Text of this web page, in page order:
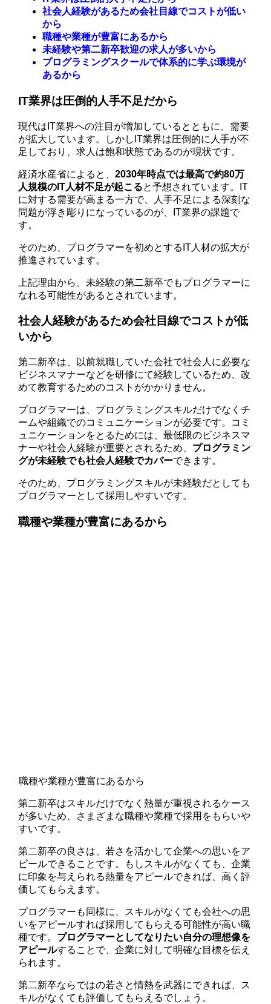
社会人経験があるため会社目線でコストが低い
から
職種や業種が豊富にあるから
未経験や第二新卒歓迎の求人が多いから
プログラミングスクールで体系的に学ぶ環境が
あるから
IT業界は圧倒的人手不足だから
現代はIT業界への注目が増加しているとともに、需要
が拡大しています。しかしIT業界は圧倒的に人手が不
足しており、求人は飽和状態であるのが現状です。
経済水産省によると、2030年時点では最高で約80万
人規模のIT人材不足が起こると予想されています。IT
に対する需要が高まる一方で、人手不足による深刻な
問題が浮き彫りになっているのが、IT業界の課題で
す。
そのため、プログラマーを初めとするIT人材の拡大が
推進されています。
上記理由から、未経験の第二新卒でもプログラマーに
なれる可能性があるとされています。
社会人経験があるため会社目線でコストが低
いから
第二新卒は、以前就職していた会社で社会人に必要な
ビジネスマナーなどを研修にて経験しているため、改
めて教育するためのコストがかかりません。
プログラマーは、プログラミングスキルだけでなくチ
ームや組織でのコミュニケーションが必要です。コミ
ュニケーションをとるためには、最低限のビジネスマ
ナーや社会人経験が重要とされるため、 プログラミン
グが未経験でも社会人経験でカバーできます。
そのため、プログラミングスキルが未経験だとしても
プログラマーとして採用しやすいです。
職種や業種が豊富にあるから
職種や業種が豊富にあるから
第二新卒はスキルだけでなく熱量が重視されるケース
が多いため、さまざまな職種や業種で採用をもらいや
すいです。
第二新卒の良さは、若さを活かして企業への思いをア
ピールできることです。もしスキルがなくても、企業
に印象を与えられる熱量をアピールできれば、高く評
価してもらえます。
プログラマーも同様に、スキルがなくても会社への思
いをアピールすれば採用してもらえる可能性が高い職
種です。 プログラマーとしてなりたい自分の理想像を
アピールすることで、企業に対して明確な目標を伝え
られます。
第二新卒ならではの若さと情熱を武器にできれば、ス
キルがなくても評価してもらえるでしょう。